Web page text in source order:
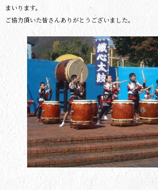
まいります。
ご協力頂いた皆さんありがとうございました。